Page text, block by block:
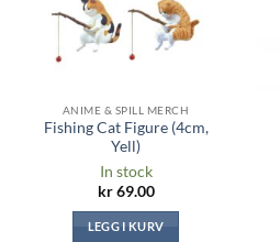
ANIME & SPILL MERCH
Fishing Cat Figure (4cm,
Yell)
In stock
kr69.00
LEGG I KURV